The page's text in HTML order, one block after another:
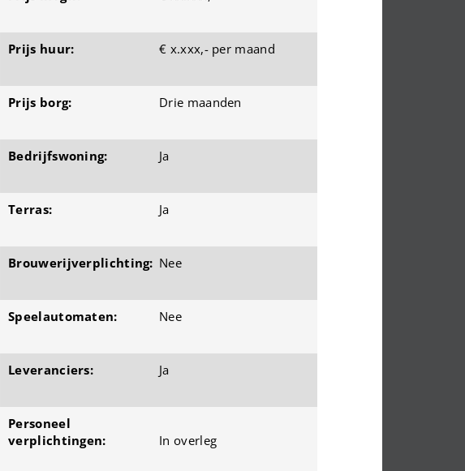
Prijs huur: € x.xxx,- per maand
Prijs borg: Drie maanden
Bedrijfswoning: Ja
Terras: Ja
Brouwerijverplichting: Nee
Speelautomaten: Nee
Leveranciers: Ja
Personeel
verplichtingen:
In overleg